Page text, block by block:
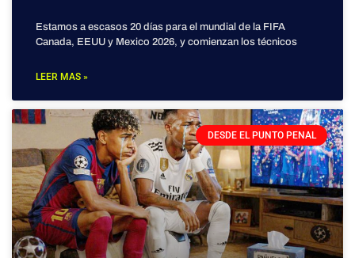
Estamos a escasos 20 días para el mundial de la FIFA
Canada, EEUU y Mexico 2026, y comienzan los técnicos
LEER MAS »
DESDE EL PUNTO PENAL